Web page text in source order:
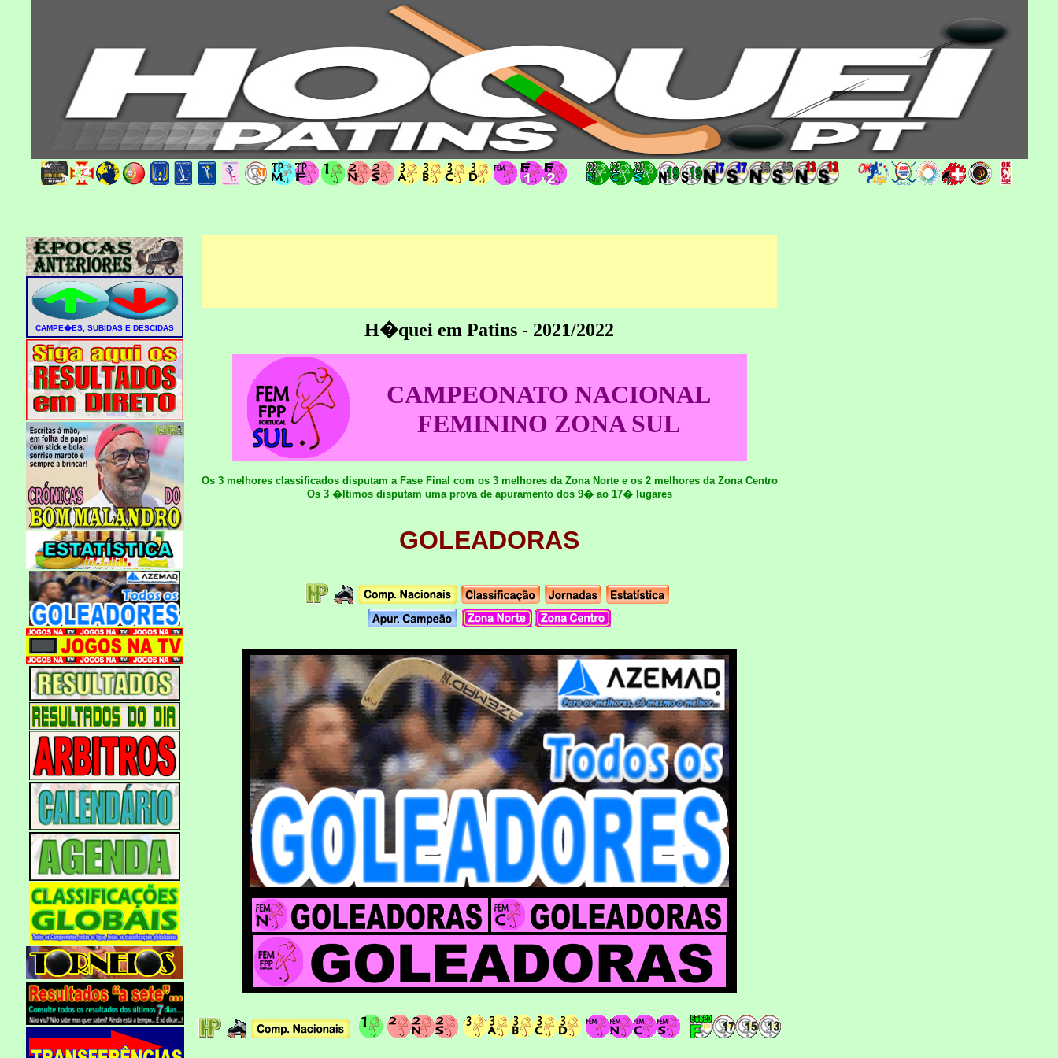
H�quei em Patins - 2021/2022
CAMPEONATO NACIONAL
FEMININO ZONA SUL
Os 3 melhores classificados disputam a Fase Final com os 3 melhores da Zona Norte e os 2 melhores da Zona Centro
Os 3 �ltimos disputam uma prova de apuramento dos 9� ao 17� lugares
GOLEADORAS